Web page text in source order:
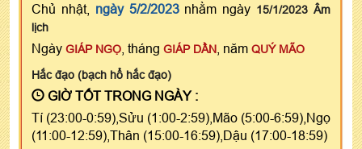
Chủ nhật, ngày 5/2/2023nhằm ngày 15/1/2023 Âm
lịch
Ngày GIÁP NGỌ , tháng GIÁP DẦN , năm QUÝ MÃO
Hắc đạo (bạch hổ hắc đạo)
GIỜ TỐT TRONG NGÀY :
Tí (23:00-0:59),Sửu (1:00-2:59),Mão (5:00-6:59),Ngọ
(11:00-12:59),Thân (15:00-16:59),Dậu (17:00-18:59)